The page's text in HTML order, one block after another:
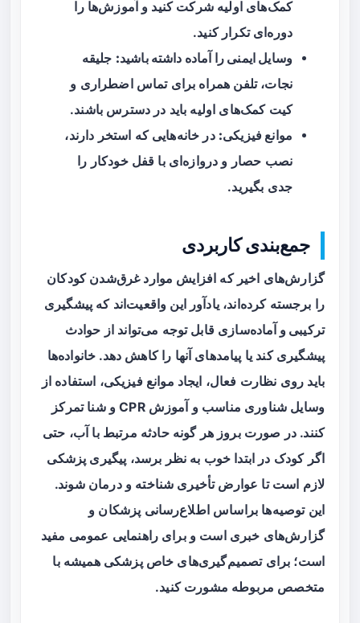
کمک‌های اولیه شرکت کنید و آموزش‌ها را
دوره‌ای تکرار کنید.
وسایل ایمنی را آماده داشته باشید: جلیقه
نجات، تلفن همراه برای تماس اضطراری و
کیت کمک‌های اولیه باید در دسترس باشند.
موانع فیزیکی: در خانه‌هایی که استخر دارند،
نصب حصار و دروازه‌ای با قفل خودکار را
جدی بگیرید.
جمع‌بندی کاربردی
گزارش‌های اخیر که افزایش موارد غرق‌شدن کودکان
را برجسته کرده‌اند، یادآور این واقعیت‌اند که پیشگیری
ترکیبی و آماده‌سازی قابل توجه می‌تواند از حوادث
پیشگیری کند یا پیامدهای آنها را کاهش دهد. خانواده‌ها
باید روی نظارت فعال، ایجاد موانع فیزیکی، استفاده از
وسایل شناوری مناسب و آموزش CPR و شنا تمرکز
کنند. در صورت بروز هر گونه حادثه مرتبط با آب، حتی
اگر کودک در ابتدا خوب به نظر برسد، پیگیری پزشکی
لازم است تا عوارض تأخیری شناخته و درمان شوند.
این توصیه‌ها براساس اطلاع‌رسانی پزشکان و
گزارش‌های خبری است و برای راهنمایی عمومی مفید
است؛ برای تصمیم‌گیری‌های خاص پزشکی همیشه با
متخصص مربوطه مشورت کنید.